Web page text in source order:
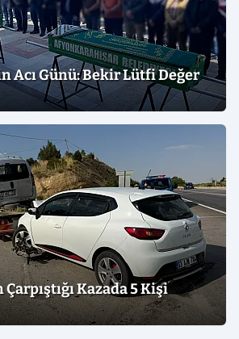
Acı Günü: Bekir Lütfi Değer
Kazada 5 Kişi